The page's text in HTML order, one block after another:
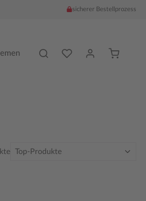
sicherer Bestellprozess
Du hast %counter%